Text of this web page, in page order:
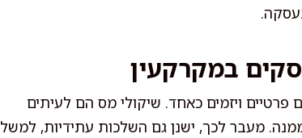
במקרקעין
פרטיים ויזמים כאחד. שיקולי מס הם לעיתים
מעבר לכך, ישנן גם השלכות עתידיות, למשל